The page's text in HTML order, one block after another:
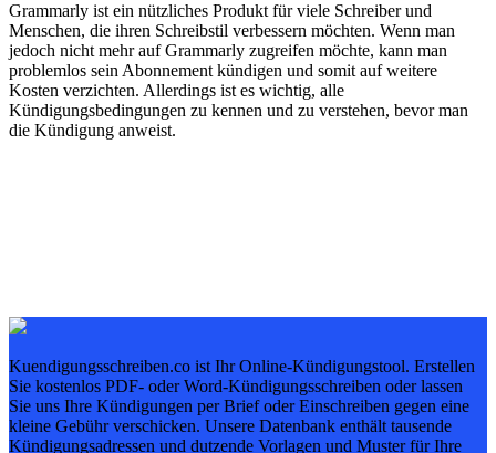
Grammarly ist ein nützliches Produkt für viele Schreiber und
Menschen, die ihren Schreibstil verbessern möchten. Wenn man
jedoch nicht mehr auf Grammarly zugreifen möchte, kann man
problemlos sein Abonnement kündigen und somit auf weitere
Kosten verzichten. Allerdings ist es wichtig, alle
Kündigungsbedingungen zu kennen und zu verstehen, bevor man
die Kündigung anweist.
Kuendigungsschreiben.co ist Ihr Online-Kündigungstool. Erstellen
Sie kostenlos PDF- oder Word-Kündigungsschreiben oder lassen
Sie uns Ihre Kündigungen per Brief oder Einschreiben gegen eine
kleine Gebühr verschicken. Unsere Datenbank enthält tausende
Kündigungsadressen und dutzende Vorlagen und Muster für Ihre